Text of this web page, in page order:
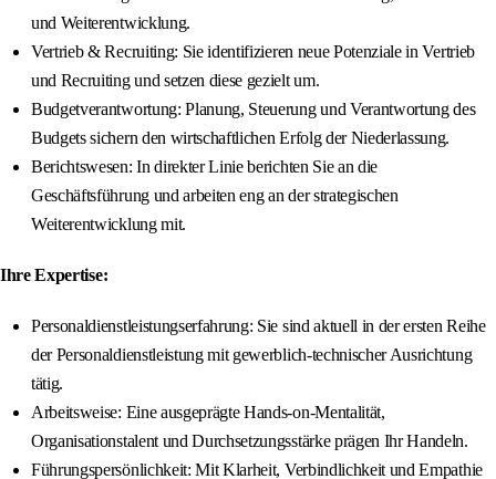
und Weiterentwicklung.
Vertrieb & Recruiting: Sie identifizieren neue Potenziale in Vertrieb
und Recruiting und setzen diese gezielt um.
Budgetverantwortung: Planung, Steuerung und Verantwortung des
Budgets sichern den wirtschaftlichen Erfolg der Niederlassung.
Berichtswesen: In direkter Linie berichten Sie an die
Geschäftsführung und arbeiten eng an der strategischen
Weiterentwicklung mit.
Ihre Expertise:
Personaldienstleistungserfahrung: Sie sind aktuell in der ersten Reihe
der Personaldienstleistung mit gewerblich-technischer Ausrichtung
tätig.
Arbeitsweise: Eine ausgeprägte Hands-on-Mentalität,
Organisationstalent und Durchsetzungsstärke prägen Ihr Handeln.
Führungspersönlichkeit: Mit Klarheit, Verbindlichkeit und Empathie